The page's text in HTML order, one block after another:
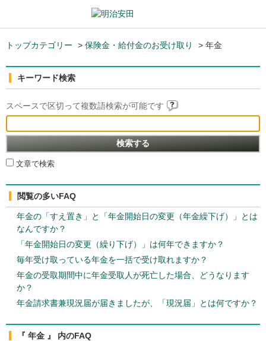
トップカテゴリー > 保険金・給付金のお受け取り > 年金
キーワード検索
スペースで区切って複数語検索が可能です
文章で検索
閲覧の多いFAQ
年金の「すえ置き」と「年金開始日の変更（年金繰下げ）」とは
なんですか？
「年金開始日の変更（繰り下げ）」は何年できますか？
毎年受け取っている年金を一括で受け取れますか？
年金の受取期間中に年金受取人が死亡した場合、どうなります
か？
年金請求書兼現況届が届きましたが、「現況届」とは何ですか？
『 年金 』 内のFAQ